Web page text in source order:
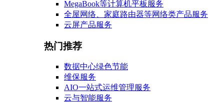
MegaBook等计算机平板服务
全屋网络、家庭路由器等网络类产品服务
云屏产品服务
热门推荐
数据中心绿色节能
维保服务
AIO一站式运维管理服务
云与智能服务